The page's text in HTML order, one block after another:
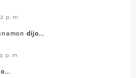
p. m.
dijo...
p. m.